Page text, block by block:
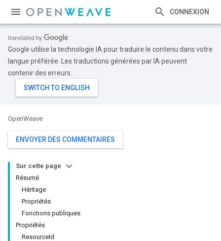
CONNEXION
Google utilise la technologie IA pour traduire le contenu dans votre
langue préférée. Les traductions générées par IA peuvent
contenir des erreurs.
OpenWeave
ENVOYER DES COMMENTAIRES
Sur cette page
Résumé
Héritage
Propriétés
Fonctions publiques
Propriétés
ResourceId